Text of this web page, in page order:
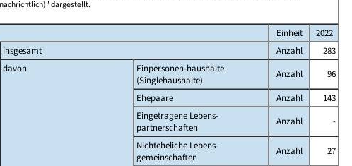
dargestellt.
Einheit
2022
insgesamt Anzahl
283
davon
Einpersonen-haushalte
(Singlehaushalte)
Anzahl
96
Ehepaare
Anzahl
143
Eingetragene Lebens-
partnerschaften
Anzahl
-
Nichteheliche Lebens-
gemeinschaften
Anzahl
27